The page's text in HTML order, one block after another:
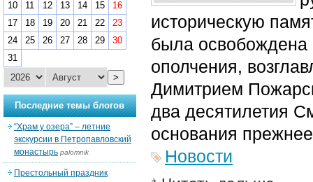
историческую
была освобождена
ополчения,
Димитрием
два десятилетия
основания
Новости
10
11 12 13 14 15
16
17
18 19 20 21 22
23
24
25 26 27 28 29
30
31
>
Последние темы блогов
“Храм у озера” – летние
экскурсии в Петропавловский
монастырь palomnik
Престольный праздник